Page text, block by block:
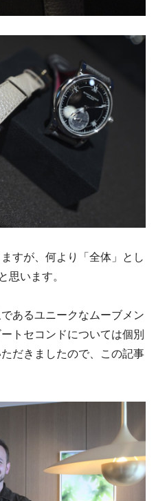
すが、何より「全体」とし
います。
あるユニークなムーブメン
トセコンドについては個別
だきましたので、この記事